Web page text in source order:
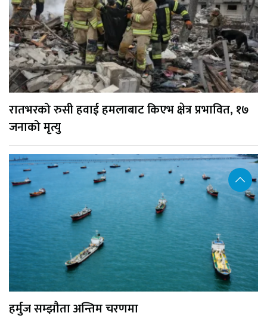
रातभरको रुसी हवाई हमलाबाट किएभ क्षेत्र प्रभावित, १७
जनाको मृत्यु
हर्मुज सम्झौता अन्तिम चरणमा